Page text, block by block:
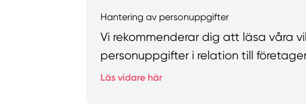
Hantering av personuppgifter
Vi rekommenderar dig att läsa våra
personuppgifter i relation till
Läs vidare här